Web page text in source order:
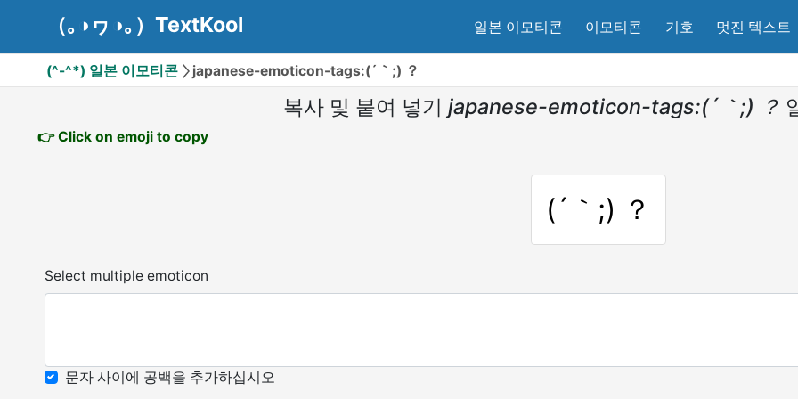
（｡◑ヮ◑｡）TextKool 일본 이모티콘 이모티콘 기호 멋진 텍스트
(^-^*) 일본 이모티콘 japanese-emoticon-tags:(´｀;) ？
복사 및 붙여 넣기 japanese-emoticon-tags:(´｀;) ？
👉 Click on emoji to copy
(´｀;) ？
Select multiple emoticon
문자 사이에 공백을 추가하십시오